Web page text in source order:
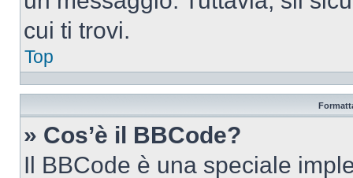
cui ti trovi.
Top
» Cos’è il BBCode?
Il BBCode è una speciale